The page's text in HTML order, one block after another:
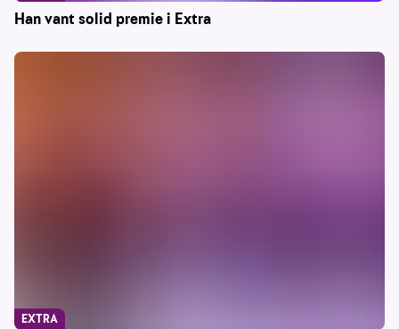
Han vant solid premie i Extra
EXTRA